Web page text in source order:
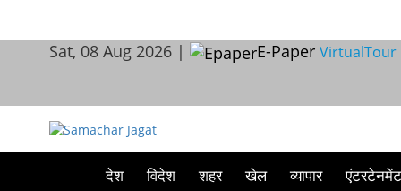
Sat, 08 Aug 2026 | E-Paper VirtualTour
देश विदेश शहर खेल व्यापार एंटरटेनमेंट